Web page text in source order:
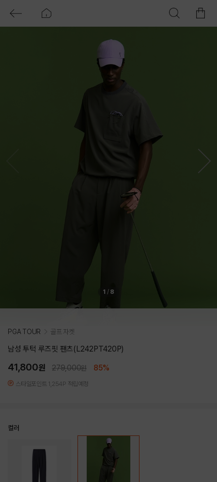
1 / 8
PGA TOUR 골프 자켓
남성 투턱 루즈핏 팬츠(L242PT420P)
41,800원 279,000원 85%
스타일포인트 1,254P 적립예정
컬러